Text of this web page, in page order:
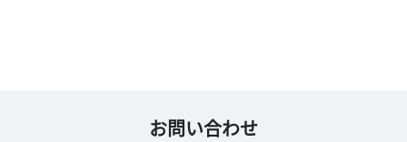
お問い合わせ